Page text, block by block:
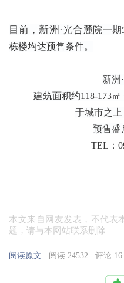
目前，新洲·光合麓院一期
栋楼均达预售条件。
新洲
建筑面积约118-173
于城市之
预售盛
TEL：
本文来自网友发表，不代表
题，请与本网站联系删除
阅读原文 阅读 24532 评论 16